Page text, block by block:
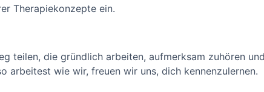
Therapiekonzepte ein.
teilen, die gründlich arbeiten, aufmerksam zuhören
arbeitest wie wir, freuen wir uns, dich kennenzulernen.